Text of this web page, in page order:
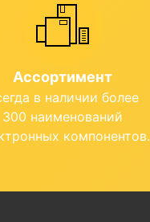
Ассортимент
в наличии более
300 наименований
компонентов.